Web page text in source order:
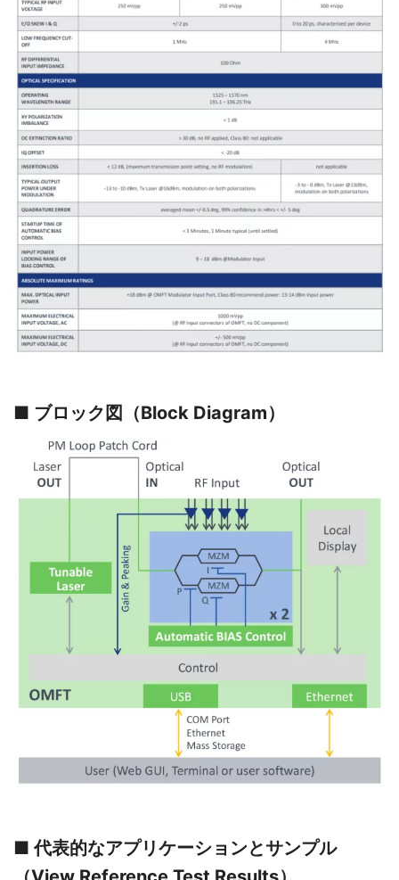
■ ブロック図（Block Diagram）
■ 代表的なアプリケーションとサンプル